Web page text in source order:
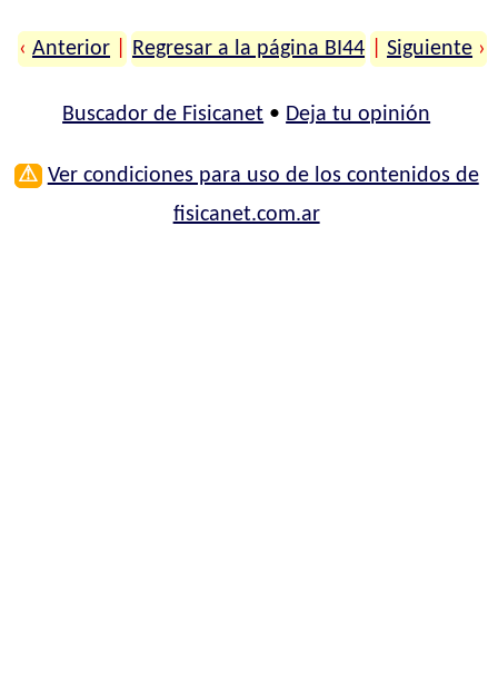
‹ Anterior Regresar a la página BI44 Siguiente ›
Buscador de Fisicanet • Deja tu opinión
⚠ Ver condiciones para uso de los contenidos de
fisicanet.com.ar